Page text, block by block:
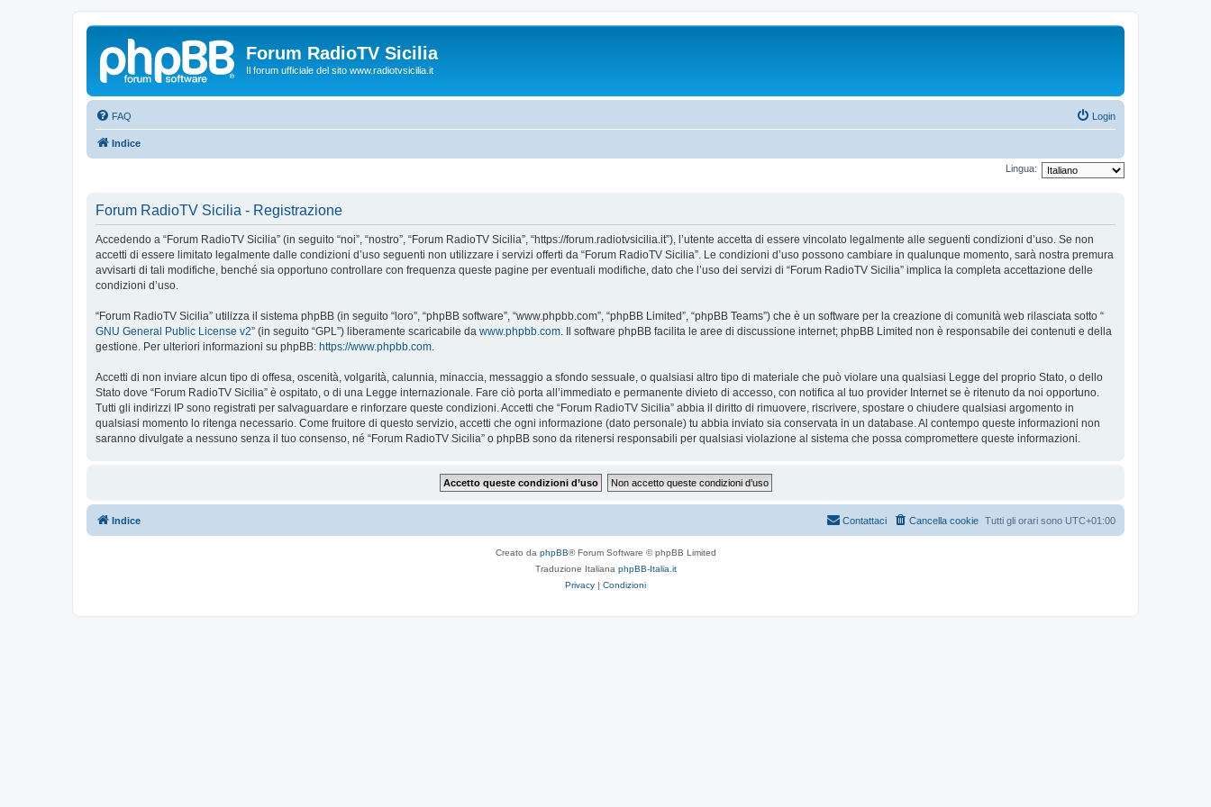
Forum RadioTV Sicilia
Il forum ufficiale del sito www.radiotvsicilia.it
FAQ Login
Indice
Lingua:
Forum RadioTV Sicilia - Registrazione
Accedendo a “Forum RadioTV Sicilia” (in seguito “noi”, “nostro”, “Forum RadioTV Sicilia”, “https://forum.radiotvsicilia.it”), l’utente accetta di essere vincolato legalmente alle seguenti condizioni d’uso. Se non
accetti di essere limitato legalmente dalle condizioni d’uso seguenti non utilizzare i servizi offerti da “Forum RadioTV Sicilia”. Le condizioni d’uso possono cambiare in qualunque momento, sarà nostra premura
avvisarti di tali modifiche, benché sia opportuno controllare con frequenza queste pagine per eventuali modifiche, dato che l’uso dei servizi di “Forum RadioTV Sicilia” implica la completa accettazione delle
condizioni d’uso.
“Forum RadioTV Sicilia” utilizza il sistema phpBB (in seguito “loro”, “phpBB software”, “www.phpbb.com”, “phpBB Limited”, “phpBB Teams”) che è un software per la creazione di comunità web rilasciata sotto “
GNU General Public License v2” (in seguito “GPL”) liberamente scaricabile da www.phpbb.com. Il software phpBB facilita le aree di discussione internet; phpBB Limited non è responsabile dei contenuti e della
gestione. Per ulteriori informazioni su phpBB: https://www.phpbb.com.
Accetti di non inviare alcun tipo di offesa, oscenità, volgarità, calunnia, minaccia, messaggio a sfondo sessuale, o qualsiasi altro tipo di materiale che può violare una qualsiasi Legge del proprio Stato, o dello
Stato dove “Forum RadioTV Sicilia” è ospitato, o di una Legge internazionale. Fare ciò porta all’immediato e permanente divieto di accesso, con notifica al tuo provider Internet se è ritenuto da noi opportuno.
Tutti gli indirizzi IP sono registrati per salvaguardare e rinforzare queste condizioni. Accetti che “Forum RadioTV Sicilia” abbia il diritto di rimuovere, riscrivere, spostare o chiudere qualsiasi argomento in
qualsiasi momento lo ritenga necessario. Come fruitore di questo servizio, accetti che ogni informazione (dato personale) tu abbia inviato sia conservata in un database. Al contempo queste informazioni non
saranno divulgate a nessuno senza il tuo consenso, né “Forum RadioTV Sicilia” o phpBB sono da ritenersi responsabili per qualsiasi violazione al sistema che possa compromettere queste informazioni.
Indice Tutti gli orari sono UTC+01:00
Cancella cookie
Contattaci
Creato da phpBB® Forum Software © phpBB Limited
Traduzione Italiana phpBB-Italia.it
Privacy | Condizioni